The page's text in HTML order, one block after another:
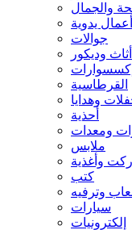
والجمال
أعمال يدوية
جوالات
أثاث وديكور
إكسسوارات
القرطاسية
وهدايا
أحذية
ومعدات
ملابس
وأغذية
كتب
وترفيه
سيارات
إلكترونيات